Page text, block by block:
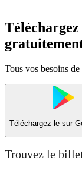
Tous vos besoins
Téléchargez-le sur
Trouvez le